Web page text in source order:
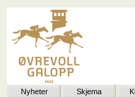
Nyheter Skjema